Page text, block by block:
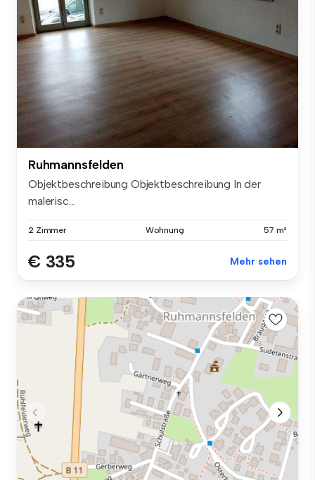
Ruhmannsfelden
Objektbeschreibung Objektbeschreibung In der
malerisc...
2 Zimmer Wohnung 57 m²
€ 335 Mehr sehen